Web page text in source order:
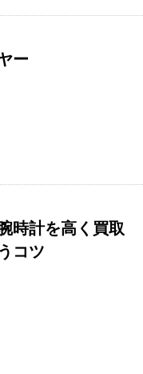
ー
時計を高く買取
コツ